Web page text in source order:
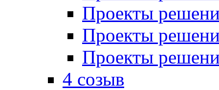
Проекты
Проекты
Проекты
4 созыв